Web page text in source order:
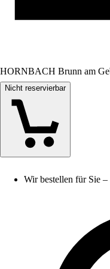
HORNBACH Brunn am
Nicht reservierbar
Wir bestellen für Sie